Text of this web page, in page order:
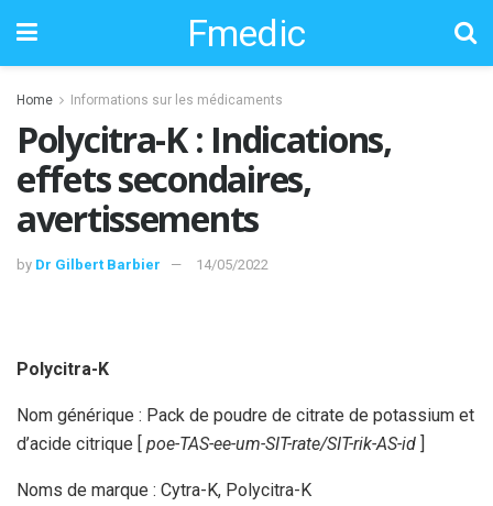
Fmedic
Home Informations sur les médicaments
Polycitra-K : Indications,
effets secondaires,
avertissements
by Dr Gilbert Barbier 14/05/2022
Polycitra-K
Nom générique : Pack de poudre de citrate de potassium et
d’acide citrique [ poe-TAS-ee-um-SIT-rate/SIT-rik-AS-id ]
Noms de marque : Cytra-K, Polycitra-K